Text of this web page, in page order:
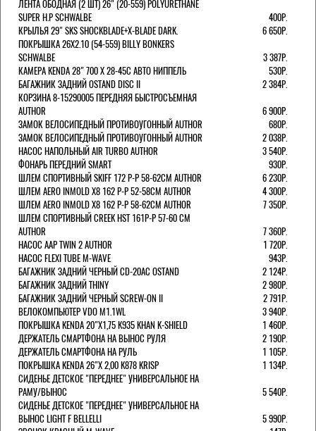
ЛЕНТА ОБОДНАЯ (2 ШТ) 26" (20-559) POLYURETHANE
SUPER H.P SCHWALBE
400Р.
КРЫЛЬЯ 29" SKS SHOCKBLADE+X-BLADE DARK.
6 650Р.
ПОКРЫШКА 26X2.10 (54-559) BILLY BONKERS
SCHWALBE
3 387Р.
КАМЕРА KENDA 28" 700 Х 28-45С АВТО НИППЕЛЬ
530Р.
БАГАЖНИК ЗАДНИЙ OSTAND DISC II
2 384Р.
КОРЗИНА 8-15290005 ПЕРЕДНЯЯ БЫСТРОСЪЕМНАЯ
AUTHOR
6 900Р.
ЗАМОК ВЕЛОСИПЕДНЫЙ ПРОТИВОУГОННЫЙ AUTHOR
680Р.
ЗАМОК ВЕЛОСИПЕДНЫЙ ПРОТИВОУГОННЫЙ AUTHOR
2 038Р.
НАСОС НАПОЛЬНЫЙ AIR TURBO AUTHOR
3 540Р.
ФОНАРЬ ПЕРЕДНИЙ SMART
930Р.
ШЛЕМ СПОРТИВНЫЙ SKIFF 172 Р-Р 58-62СМ AUTHOR
6 230Р.
ШЛЕМ AERO INMOLD X8 162 Р-Р 52-58СМ AUTHOR
4 300Р.
ШЛЕМ AERO INMOLD X8 162 Р-Р 58-62СМ AUTHOR
7 350Р.
ШЛЕМ СПОРТИВНЫЙ CREEK HST 161Р-Р 57-60 СМ
AUTHOR
7 360Р.
НАСОС AAP TWIN 2 AUTHOR
1 720Р.
НАСОС FLEXI TUBE M-WAVE
943Р.
БАГАЖНИК ЗАДНИЙ ЧЕРНЫЙ СD-20AC OSTAND
2 124Р.
БАГАЖНИК ЗАДНИЙ THINY
2 980Р.
БАГАЖНИК ЗАДНИЙ ЧЕРНЫЙ SCREW-ON II
2 791Р.
ВЕЛОКОМПЬЮТЕР VDO M1.1WL
3 940Р.
ПОКРЫШКА KENDA 20"Х1,75 K935 KHAN K-SHIELD
1 460Р.
ДЕРЖАТЕЛЬ СМАРТФОНА НА ВЫНОС РУЛЯ
2 190Р.
ДЕРЖАТЕЛЬ СМАРТФОНА НА РУЛЬ
1 105Р.
ПОКРЫШКА KENDA 26"Х 2,00 K878 KRISP
1 134Р.
СИДЕНЬЕ ДЕТСКОЕ "ПЕРЕДНЕЕ" УНИВЕРСАЛЬНОЕ НА
РАМУ/ВЫНОС
5 540Р.
СИДЕНЬЕ ДЕТСКОЕ "ПЕРЕДНЕЕ" УНИВЕРСАЛЬНОЕ НА
ВЫНОС LIGHT F BELLELLI
5 990Р.